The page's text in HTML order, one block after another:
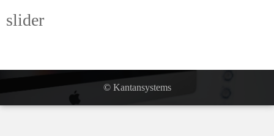
slider
© Kantansystems